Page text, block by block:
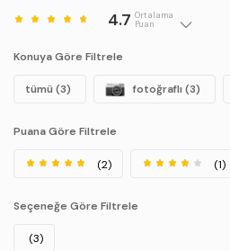
4.7 Ortalama
Puan
Konuya Göre Filtrele
tümü (3) fotoğraflı (3)
Puana Göre Filtrele
(2) (1)
Seçeneğe Göre Filtrele
(3)